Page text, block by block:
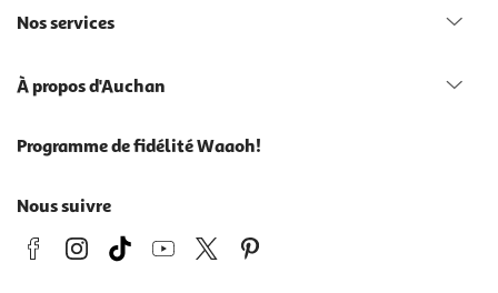
Nos services
À propos d'Auchan
Programme de fidélité Waaoh!
Nous suivre